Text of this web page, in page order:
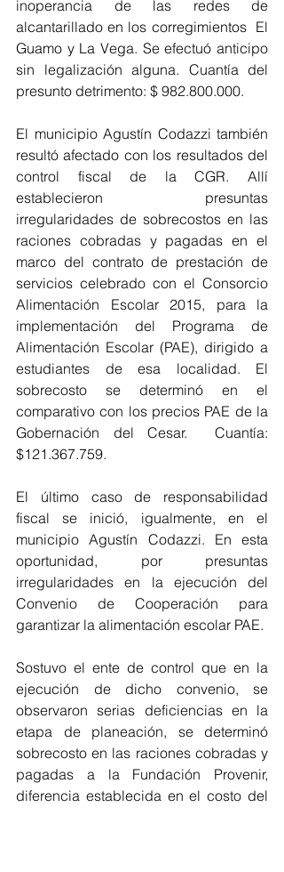
inoperancia de las redes de
alcantarillado en los corregimientos  El
Guamo y La Vega. Se efectuó anticipo
sin legalización alguna. Cuantía del
presunto detrimento: $ 982.800.000.
El municipio Agustín Codazzi también
resultó afectado con los resultados del
control fiscal de la CGR. Allí
establecieron presuntas
irregularidades de sobrecostos en las
raciones cobradas y pagadas en el
marco del contrato de prestación de
servicios celebrado con el Consorcio
Alimentación Escolar 2015, para la
implementación del Programa de
Alimentación Escolar (PAE), dirigido a
estudiantes de esa localidad. El
sobrecosto se determinó en el
comparativo con los precios PAE de la
Gobernación del Cesar.  Cuantía:
$121.367.759.
El último caso de responsabilidad
fiscal se inició, igualmente, en el
municipio Agustín Codazzi. En esta
oportunidad, por presuntas
irregularidades en la ejecución del
Convenio de Cooperación para
garantizar la alimentación escolar PAE.
Sostuvo el ente de control que en la
ejecución de dicho convenio, se
observaron serias deficiencias en la
etapa de planeación, se determinó
sobrecosto en las raciones cobradas y
pagadas a la Fundación Provenir,
diferencia establecida en el costo del